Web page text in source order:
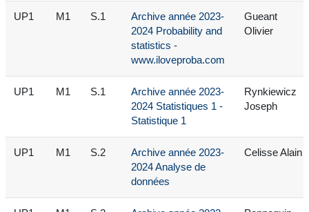
UP1 M1 S.1
Archive année 2023-
2024 Probability and
statistics -
www.iloveproba.com
Gueant
Olivier
UP1 M1 S.1
Archive année 2023-
2024 Statistiques 1 -
Statistique 1
Rynkiewicz
Joseph
UP1 M1 S.2
Archive année 2023-
2024 Analyse de
données
Celisse Alain